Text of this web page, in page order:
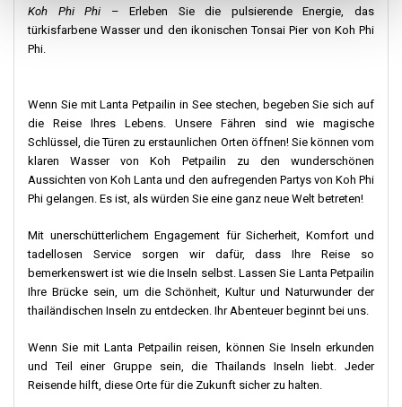
Koh Phi Phi – Erleben Sie die pulsierende Energie, das
türkisfarbene Wasser und den ikonischen Tonsai Pier von Koh Phi
Phi.
Wenn Sie mit Lanta Petpailin in See stechen, begeben Sie sich auf
die Reise Ihres Lebens. Unsere Fähren sind wie magische
Schlüssel, die Türen zu erstaunlichen Orten öffnen! Sie können vom
klaren Wasser von Koh Petpailin zu den wunderschönen
Aussichten von Koh Lanta und den aufregenden Partys von Koh Phi
Phi gelangen. Es ist, als würden Sie eine ganz neue Welt betreten!
Mit unerschütterlichem Engagement für Sicherheit, Komfort und
tadellosen Service sorgen wir dafür, dass Ihre Reise so
bemerkenswert ist wie die Inseln selbst. Lassen Sie Lanta Petpailin
Ihre Brücke sein, um die Schönheit, Kultur und Naturwunder der
thailändischen Inseln zu entdecken. Ihr Abenteuer beginnt bei uns.
Wenn Sie mit Lanta Petpailin reisen, können Sie Inseln erkunden
und Teil einer Gruppe sein, die Thailands Inseln liebt. Jeder
Reisende hilft, diese Orte für die Zukunft sicher zu halten.